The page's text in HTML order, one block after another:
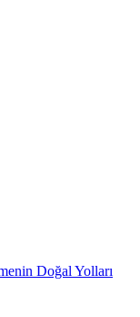
Doğal Yolları